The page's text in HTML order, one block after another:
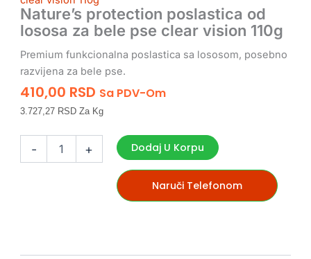
Nature’s protection poslastica od
lososa za bele pse clear vision 110g
Premium funkcionalna poslastica sa lososom, posebno
razvijena za bele pse.
410,00 RSD Sa PDV-Om
3.727,27 RSD Za Kg
-
poslastica
vision
+ Dodaj U Korpu
Naruči Telefonom